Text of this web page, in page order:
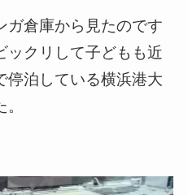
ガ倉庫から見たのです
ックリして子どもも近
停泊している横浜港大